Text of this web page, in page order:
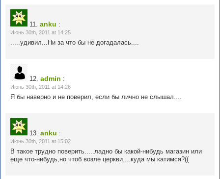
11. anku :
Июнь 30th, 2011 at 14:25
.....удивил...Ни за что бы не догадалась....
12. admin :
Июнь 30th, 2011 at 14:26
Я бы наверно и не поверил, если бы лично не слышал....
13. anku :
Июнь 30th, 2011 at 15:02
В такое трудно поверить.....ладно бы какой-нибудь магазин или
еще что-нибудь,но чтоб возле церкви....куда мы катимся?((